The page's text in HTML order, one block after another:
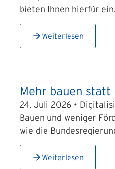
bieten Ihnen hierfür
Weiterlesen
Mehr bauen statt
24. Juli 2026 •
Bauen und weniger
wie die
Weiterlesen